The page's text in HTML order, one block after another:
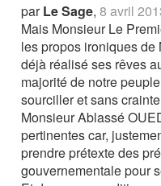
parLe Sage,8 avril
Mais Monsieur Le
les propos ironiques
déjà réalisé ses rêves
majorité de notre
sourciller et sans
Monsieur Ablassé
pertinentes car,
prendre prétexte des
gouvernementale pour